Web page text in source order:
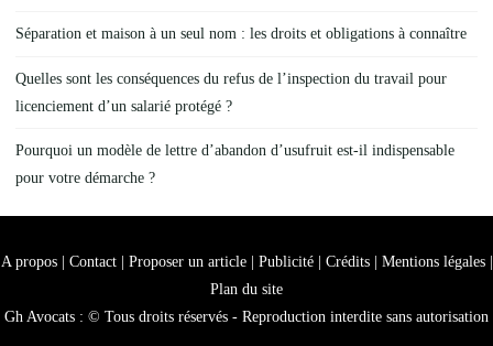
Séparation et maison à un seul nom : les droits et obligations à connaître
Quelles sont les conséquences du refus de l’inspection du travail pour
licenciement d’un salarié protégé ?
Pourquoi un modèle de lettre d’abandon d’usufruit est-il indispensable
pour votre démarche ?
A propos | Contact | Proposer un article | Publicité | Crédits | Mentions légales |
Plan du site
Gh Avocats : © Tous droits réservés - Reproduction interdite sans autorisation